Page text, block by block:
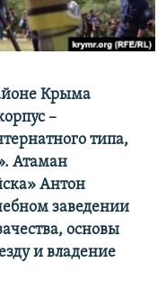
Крыма
–
типа,
Атаман
Антон
заведении
основы
и владение